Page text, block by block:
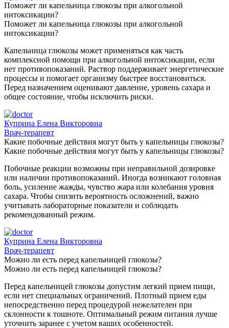
Поможет ли капельница глюкозы при алкогольной
интоксикации?
Поможет ли капельница глюкозы при алкогольной
интоксикации?
Капельница глюкозы может применяться как часть
комплексной помощи при алкогольной интоксикации, если
нет противопоказаний. Раствор поддерживает энергетические
процессы и помогает организму быстрее восстановиться.
Перед назначением оценивают давление, уровень сахара и
общее состояние, чтобы исключить риски.
Куприна Елена Викторовна
Врач-терапевт
Какие побочные действия могут быть у капельницы глюкозы?
Какие побочные действия могут быть у капельницы глюкозы?
Побочные реакции возможны при неправильной дозировке
или наличии противопоказаний. Иногда возникают головная
боль, усиление жажды, чувство жара или колебания уровня
сахара. Чтобы снизить вероятность осложнений, важно
учитывать лабораторные показатели и соблюдать
рекомендованный режим.
Куприна Елена Викторовна
Врач-терапевт
Можно ли есть перед капельницей глюкозы?
Можно ли есть перед капельницей глюкозы?
Перед капельницей глюкозы допустим легкий прием пищи,
если нет специальных ограничений. Плотный прием еды
непосредственно перед процедурой нежелателен при
склонности к тошноте. Оптимальный режим питания лучше
уточнить заранее с учетом ваших особенностей.